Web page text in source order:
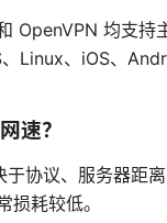
OpenVPN 均支持
Linux、iOS、
速？
于协议、服务器距
耗较低。